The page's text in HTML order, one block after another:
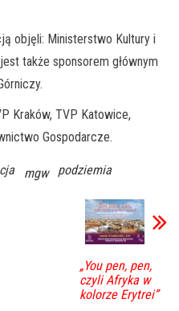
objęli: Ministerstwo Kultury i
także sponsorem głównym
Kraków, TVP Katowice,
Gospodarcze.
mgw podziemia
„You pen, pen,
czyli Afryka w
kolorze Erytrei”